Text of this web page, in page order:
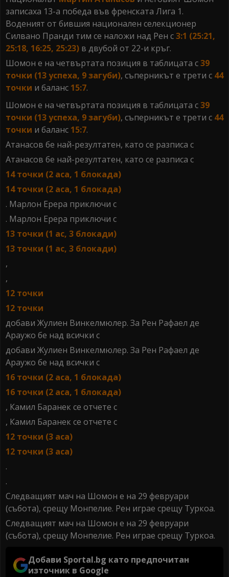
записаха 13-а победа във френската Лига 1.
Воденият от бившия национален селекционер
Силвано Пранди тим се наложи над Рен с3:1 (25:21,
25:18, 16:25, 25:23) в двубой от 22-и кръг.
Шомон е на четвъртата позиция в таблицата с39
точки (13 успеха, 9 загуби), съперникът е трети с 44
точки и баланс 15:7.
Шомон е на четвъртата позиция в таблицата с39
точки (13 успеха, 9 загуби), съперникът е трети с 44
точки и баланс 15:7.
Атанасов бе най-резултатен, като се разписа с
Атанасов бе най-резултатен, като се разписа с
14 точки (2 аса, 1 блокада)
14 точки (2 аса, 1 блокада)
. Марлон Ерера приключи с
. Марлон Ерера приключи с
13 точки (1 ас, 3 блокади)
13 точки (1 ас, 3 блокади)
,
,
12 точки
12 точки
добави Жулиен Винкелмюлер. За Рен Рафаел де
Араужо бе над всички с
добави Жулиен Винкелмюлер. За Рен Рафаел де
Араужо бе над всички с
16 точки (2 аса, 1 блокада)
16 точки (2 аса, 1 блокада)
, Камил Баранек се отчете с
, Камил Баранек се отчете с
12 точки (3 аса)
12 точки (3 аса)
.
.
Следващият мач на Шомон е на 29 февруари
(събота), срещу Монпелие. Рен играе срещу Туркоа.
Следващият мач на Шомон е на 29 февруари
(събота), срещу Монпелие. Рен играе срещу Туркоа.
Добави Sportal.bg като предпочитан
източник в Google